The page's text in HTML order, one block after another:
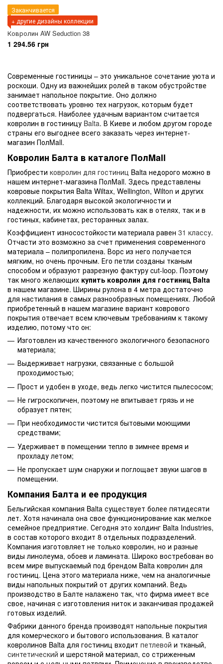
Заканчивается
+ другие дизайны коллекции
Ковролин AW Seduction 38
1 294.56 грн
Современные гостиницы – это уникальное сочетание уюта и
роскоши. Одну из важнейших ролей в таком обустройстве
занимает напольное покрытие. Оно должно
соответствовать уровню тех нагрузок, которым будет
подвергаться. Наиболее удачным вариантом считается
ковролин в гостиницу Balta. В Киеве и любом другом городе
страны его выгоднее всего заказать через интернет-
магазин ПолMall.
Ковролин Балта в каталоге ПолMall
Приобрести ковролин для гостиниц Balta недорого можно в
нашем интернет-магазина ПолMall. Здесь представлены
ковровые покрытия Balta Wiltax, Wellington, Wilton и других
коллекций. Благодаря высокой экологичности и
надежности, их можно использовать как в отелях, так и в
гостиных, кабинетах, ресторанных залах.
Коэффициент износостойкости материала равен 31 классу.
Отчасти это возможно за счет применения современного
материала – полипропилена. Ворс из него получается
мягким, но очень прочным. Его петли созданы тканым
способом и образуют разрезную фактуру cut-loop. Поэтому
так много желающих купить ковролин для гостиниц Balta
в нашем магазине. Ширины рулона в 4 метра достаточно
для настилания в самых разнообразных помещениях. Любой
приобретенный в нашем магазине вариант коврового
покрытия отвечает всем ключевым требованиям к такому
изделию, потому что он:
Изготовлен из качественного экологичного безопасного
материала;
Выдерживает нагрузки, связанные с большой
проходимостью;
Прост и удобен в уходе, ведь легко чистится пылесосом;
Не гигроскопичен, поэтому не впитывает грязь и не
образует пятен;
При необходимости чистится бытовыми моющими
средствами;
Удерживает в помещении тепло в зимнее время и
прохладу летом;
Не пропускает шум снаружи и поглощает звуки шагов в
помещении.
Компания Балта и ее продукция
Бельгийская компания Balta существует более пятидесяти
лет. Хотя начинала она свое функционирование как мелкое
семейное предприятие. Сегодня это холдинг Balta Industries,
в состав которого входит 8 отдельных подразделений.
Компания изготовляет не только ковролин, но и разные
виды линолеума, обоев и ламината. Широко востребован во
всем мире выпускаемый под брендом Balta ковролин для
гостиниц. Цена этого материала ниже, чем на аналогичные
виды напольных покрытий от других компаний. Ведь
производство в Балте налажено так, что фирма имеет все
свое, начиная с изготовления ниток и заканчивая продажей
готовых изделий.
Фабрики данного бренда производят напольные покрытия
для комерческого и бытового использования. В каталог
ковролинов Balta для гостиниц входит петлевой и тканый,
синтетический и шерстяной материал, со стриженным